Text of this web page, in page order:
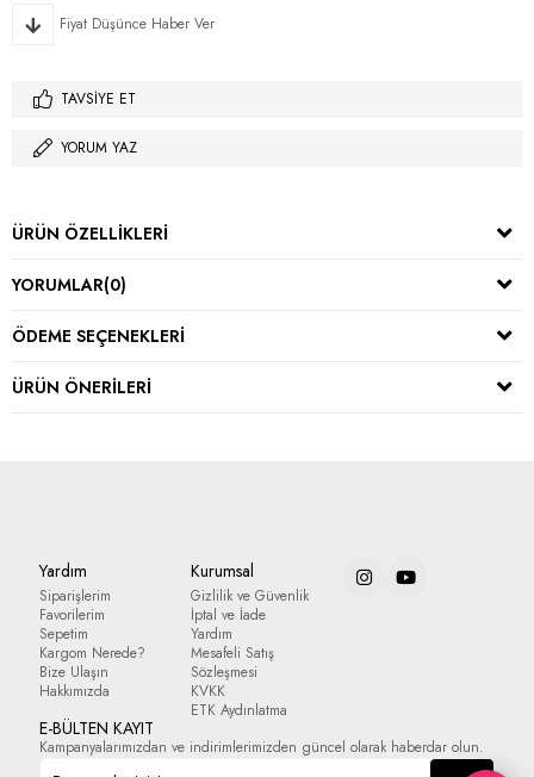
Fiyat Düşünce Haber Ver
TAVSIYE ET
YORUM YAZ
ÜRÜN ÖZELLIKLERI
YORUMLAR(0)
ÖDEME SEÇENEKLERI
ÜRÜN ÖNERILERI
Yardım
Siparişlerim
Favorilerim
Sepetim
Kargom Nerede?
Bize Ulaşın
Hakkımızda
Kurumsal
Gizlilik ve Güvenlik
İptal ve İade
Yardım
Mesafeli Satış
Sözleşmesi
KVKK
ETK Aydınlatma
E-BÜLTEN KAYIT
Kampanyalarımızdan ve indirimlerimizden güncel olarak haberdar olun.